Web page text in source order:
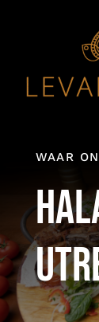
Over Ons
Ons Menu
Dry-Aged
Groepsdiner
WAAR